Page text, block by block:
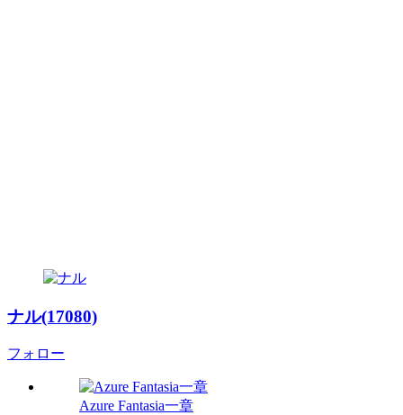
ナル(17080)
フォロー
Azure Fantasia一章